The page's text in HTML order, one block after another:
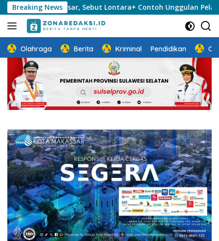
Langsung
ke
konten
Breaking News
Sebut Lontara+ Contoh Unggulan Pelayanan Publik
Olahraga Berita Kriminal Pendidikan